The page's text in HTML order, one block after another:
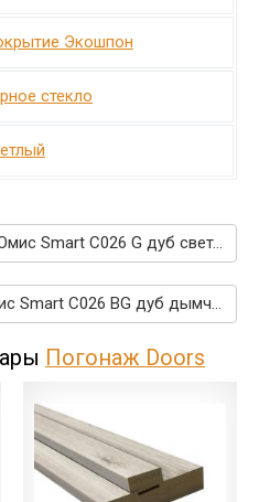
Экошпон
стекло
← Межкомнатные двери Омис Smart C026 G дуб светлый
Межкомнатные двери Омис Smart C026 BG дуб дымчатый →
Погонаж Doors